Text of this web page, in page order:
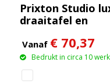
Prixton Studio
draaitafel en
Vanaf € 70,37
Bedrukt in circa 10